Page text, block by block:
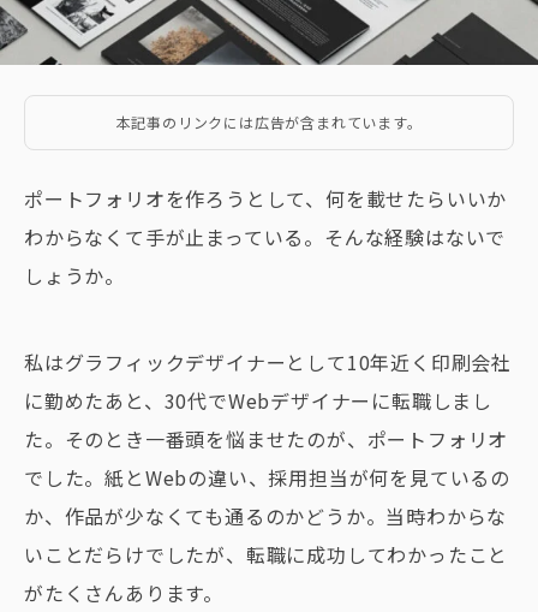
本記事のリンクには広告が含まれています。
ポートフォリオを作ろうとして、何を載せたらいいか
わからなくて手が止まっている。そんな経験はないで
しょうか。
私はグラフィックデザイナーとして10年近く印刷会社
に勤めたあと、30代でWebデザイナーに転職しまし
た。そのとき一番頭を悩ませたのが、ポートフォリオ
でした。紙とWebの違い、採用担当が何を見ているの
か、作品が少なくても通るのかどうか。当時わからな
いことだらけでしたが、転職に成功してわかったこと
がたくさんあります。